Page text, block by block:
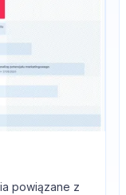
powiązane z